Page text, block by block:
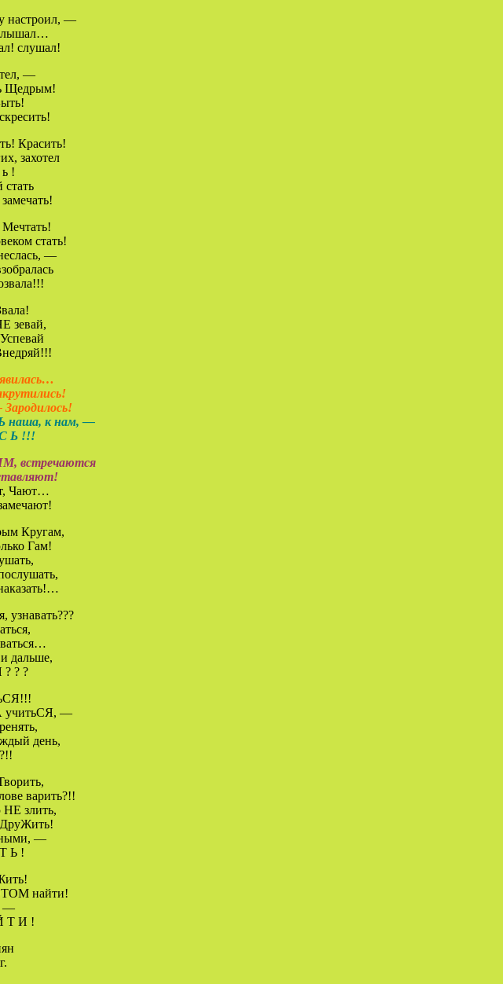
настроил, —
слушал!
—
Щедрым!
Красить!
захотел
!
стать
стать!
—
зевай,
наша, к нам, —
Ь !!!
встречаются
Чают…
Кругам,
Гам!
узнавать???
дальше,
? ?
учитьСЯ, —
день,
варить?!!
злить,
—
Ь !
найти!
—
Т И !